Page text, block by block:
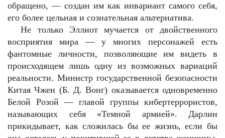
обращено, — создан им как инвариант самого себя,
его более цельная и сознательная альтернатива.
Не только Эллиот мучается от двойственного
восприятия мира — у многих персонажей есть
фантомные личности, позволяющие им видеть в
происходящем лишь одну из возможных вариаций
реальности. Министр государственной безопасности
Китая Чжен (Б. Д. Вонг) оказывается одновременно
Белой Розой — главой группы кибертеррористов,
называющих себя «Темной армией». Дарлин
прикидывает, как сложилась бы ее жизнь, если бы